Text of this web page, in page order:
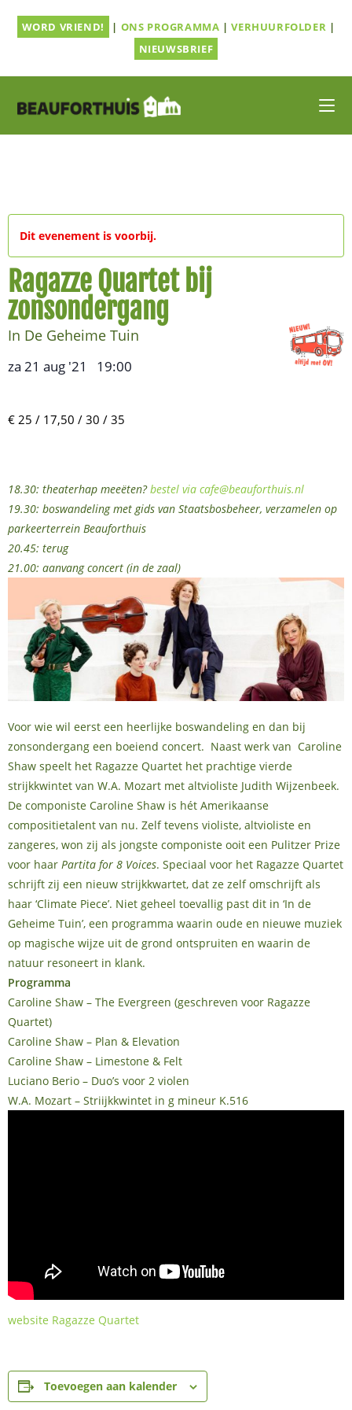
naarWORD VRIEND! | ONS PROGRAMMA |VERHUURFOLDER |
NIEUWSBRIEF
Dit evenement is voorbij.
Ragazze Quartet bij
zonsondergang
In De Geheime Tuin
za 21 aug '21 19:00
€ 25 / 17,50 / 30 / 35
18.30: theaterhap meeëten?bestel via cafe@beauforthuis.nl
19.30: boswandeling met gids van Staatsbosbeheer, verzamelen op
parkeerterrein Beauforthuis
20.45: terug
21.00: aanvang concert (in de zaal)
Voor wie wil eerst een heerlijke boswandeling en dan bij
zonsondergang een boeiend concert. Naast werk van Caroline
Shaw speelt het Ragazze Quartet het prachtige vierde
strijkkwintet van W.A. Mozart met altvioliste Judith Wijzenbeek.
De componiste Caroline Shaw is hét Amerikaanse
compositietalent van nu. Zelf tevens violiste, altvioliste en
zangeres, won zij als jongste componiste ooit een Pulitzer Prize
voor haar Partita for 8 Voices. Speciaal voor het Ragazze Quartet
schrijft zij een nieuw strijkkwartet, dat ze zelf omschrijft als
haar ‘Climate Piece’. Niet geheel toevallig past dit in ‘In de
Geheime Tuin’, een programma waarin oude en nieuwe muziek
op magische wijze uit de grond ontspruiten en waarin de
natuur resoneert in klank.
Programma
Caroline Shaw – The Evergreen (geschreven voor Ragazze
Quartet)
Caroline Shaw – Plan & Elevation
Caroline Shaw – Limestone & Felt
Luciano Berio – Duo’s voor 2 violen
W.A. Mozart – Striijkkwintet in g mineur K.516
website Ragazze Quartet
Toevoegen aan kalender